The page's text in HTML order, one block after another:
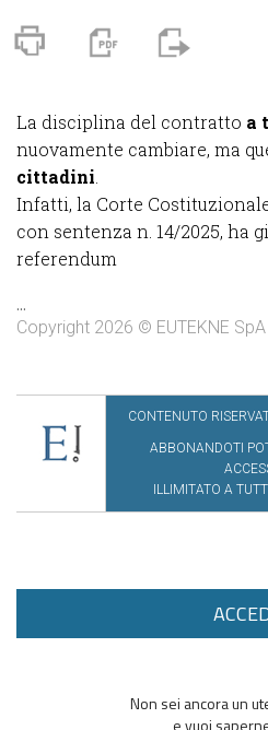
La disciplina del contratto a
nuovamente cambiare, ma
cittadini
Infatti, la Corte
con sentenza n. 14/2025, ha
referendum
...
Copyright 2026 © EUTEKNE
CONTENUTO
ABBONANDOTI
ILLIMITATO A
Non sei ancora un
e vuoi